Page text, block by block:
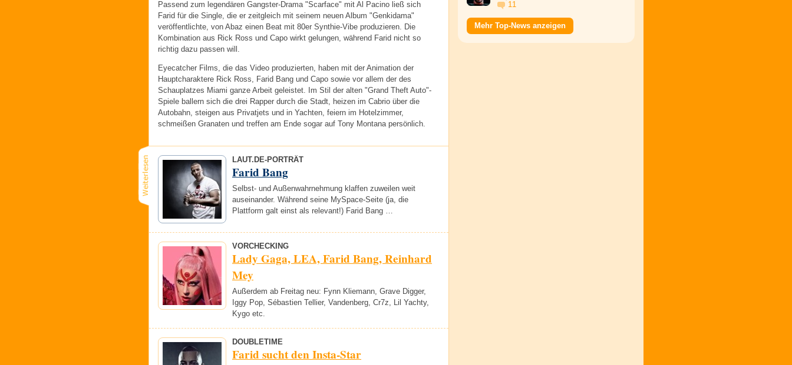
Passend zum legendären Gangster-Drama "Scarface" mit Al Pacino ließ sich
Farid für die Single, die er zeitgleich mit seinem neuen Album "Genkidama"
veröffentlichte, von Abaz einen Beat mit 80er Synthie-Vibe produzieren. Die
Kombination aus Rick Ross und Capo wirkt gelungen, während Farid nicht so
richtig dazu passen will.
Eyecatcher Films, die das Video produzierten, haben mit der Animation der
Hauptcharaktere Rick Ross, Farid Bang und Capo sowie vor allem der des
Schauplatzes Miami ganze Arbeit geleistet. Im Stil der alten "Grand Theft Auto"-
Spiele ballern sich die drei Rapper durch die Stadt, heizen im Cabrio über die
Autobahn, steigen aus Privatjets und in Yachten, feiern im Hotelzimmer,
schmeißen Granaten und treffen am Ende sogar auf Tony Montana persönlich.
LAUT.DE-PORTRÄT
Farid Bang
Selbst- und Außenwahrnehmung klaffen zuweilen weit
auseinander. Während seine MySpace-Seite (ja, die
Plattform galt einst als relevant!) Farid Bang …
VORCHECKING
Lady Gaga, LEA, Farid Bang, Reinhard
Mey
Außerdem ab Freitag neu: Fynn Kliemann, Grave Digger,
Iggy Pop, Sébastien Tellier, Vandenberg, Cr7z, Lil Yachty,
Kygo etc.
DOUBLETIME
Farid sucht den Insta-Star
11
Mehr Top-News anzeigen